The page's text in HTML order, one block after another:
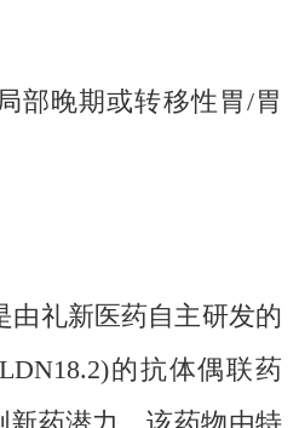
部晚期或转移性胃/胃
由礼新医药自主研发的
的抗体偶联药